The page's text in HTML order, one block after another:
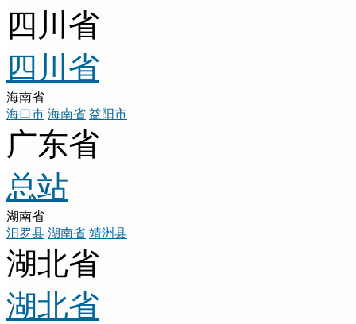
四川省
四川省
海南省
海口市 海南省 益阳市
广东省
总站
湖南省
汨罗县 湖南省 靖洲县
湖北省
湖北省